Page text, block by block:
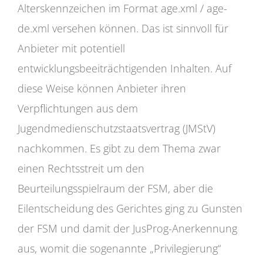
Alterskennzeichen im Format age.xml / age-
de.xml versehen können. Das ist sinnvoll für
Anbieter mit potentiell
entwicklungsbeeiträchtigenden Inhalten. Auf
diese Weise können Anbieter ihren
Verpflichtungen aus dem
Jugendmedienschutzstaatsvertrag (JMStV)
nachkommen. Es gibt zu dem Thema zwar
einen Rechtsstreit um den
Beurteilungsspielraum der FSM, aber die
Eilentscheidung des Gerichtes ging zu Gunsten
der FSM und damit der JusProg-Anerkennung
aus, womit die sogenannte „Privilegierung“